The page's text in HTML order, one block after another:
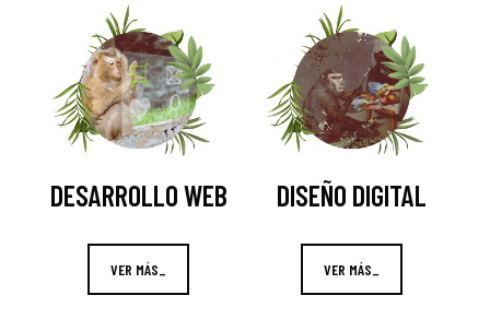
DESARROLLO WEB
VER MÁS_
DISEÑO DIGITAL
VER MÁS_